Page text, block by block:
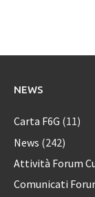
NEWS
Carta F6G (11)
News (242)
Attività Forum
Comunicati